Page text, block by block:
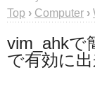
Top › Computer ›
vim_ahkで
で有効に